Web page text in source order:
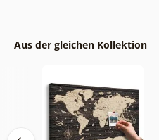
Aus der gleichen Kollektion